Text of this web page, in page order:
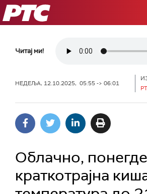
РТС
Читај ми!
НЕДЕЉА, 12.10.2025, 05:55 -> 06:01
Облачно,
краткотрајна